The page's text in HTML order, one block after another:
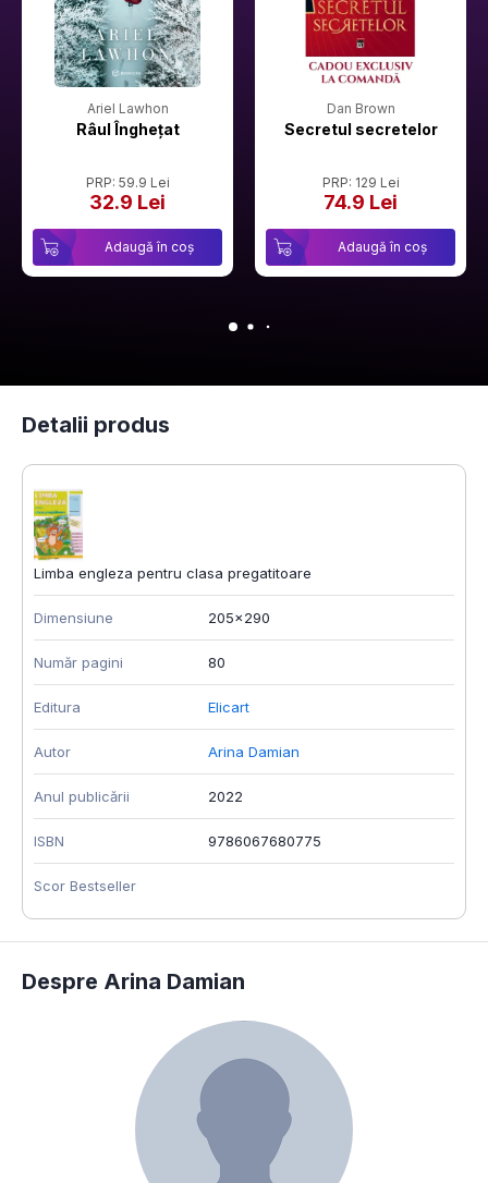
Ariel Lawhon
Râul Înghețat
PRP: 59.9 Lei
32.9 Lei
Adaugă în coș
Dan Brown
Secretul secretelor
PRP: 129 Lei
74.9 Lei
Adaugă în coș
Detalii produs
Limba engleza pentru clasa pregatitoare
Dimensiune 205x290
Număr pagini 80
Editura Elicart
Autor Arina Damian
Anul publicării 2022
ISBN 9786067680775
Scor Bestseller
Despre Arina Damian